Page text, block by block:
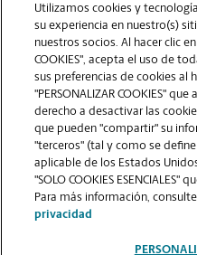
VER LA
Utilizamos cookies y
su experiencia en nuestro(s)
nuestros socios. Al hacer clic en
COOKIES", acepta el uso de
sus preferencias de cookies al
"PERSONALIZAR COOKIES"
derecho a desactivar las
que pueden "compartir" su
"terceros" (tal y como se
aplicable de los Estados
"SOLO COOKIES ESENCIALES"
Para más información,
privacidad